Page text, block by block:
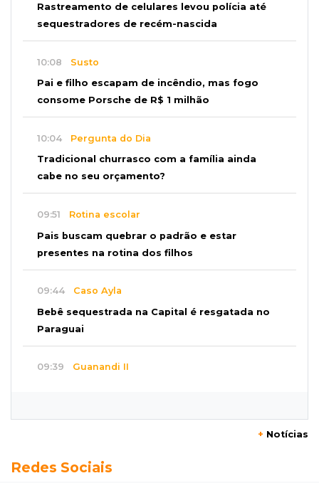
Rastreamento de celulares levou polícia até
sequestradores de recém-nascida
10:08 Susto
Pai e filho escapam de incêndio, mas fogo
consome Porsche de R$ 1 milhão
10:04 Pergunta do Dia
Tradicional churrasco com a família ainda
cabe no seu orçamento?
09:51 Rotina escolar
Pais buscam quebrar o padrão e estar
presentes na rotina dos filhos
09:44 Caso Ayla
Bebê sequestrada na Capital é resgatada no
Paraguai
09:39 Guanandi II
Carro bate em poste e deixa casas e
+ Notícias
Redes Sociais